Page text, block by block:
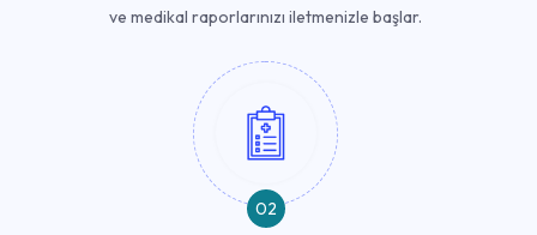
ve medikal raporlarınızı iletmenizle başlar.
02